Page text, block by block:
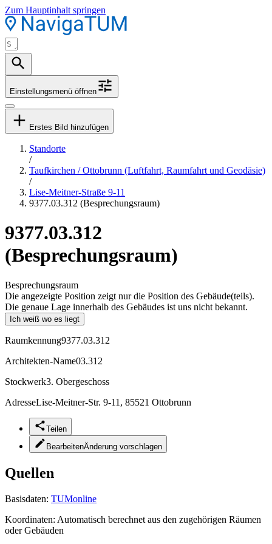
Zum Hauptinhalt springen
Einstellungsmenü öffnen
Erstes Bild hinzufügen
Standorte
/
Taufkirchen / Ottobrunn (Luftfahrt, Raumfahrt und Geodäsie)
/
Lise-Meitner-Straße 9-11
9377.03.312 (Besprechungsraum)
9377.03.312
(Besprechungsraum)
Besprechungsraum
Die angezeigte Position zeigt nur die Position des Gebäude(teils).
Die genaue Lage innerhalb des Gebäudes ist uns nicht bekannt.
Ich weiß wo es liegt
Raumkennung9377.03.312
Architekten-Name03.312
Stockwerk3. Obergeschoss
AdresseLise-Meitner-Str. 9-11, 85521 Ottobrunn
Teilen
BearbeitenÄnderung vorschlagen
Quellen
Basisdaten: TUMonline
Koordinaten: Automatisch berechnet aus den zugehörigen Räumen
oder Gebäuden